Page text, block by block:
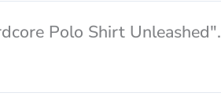
Polo Shirt Unleashed".